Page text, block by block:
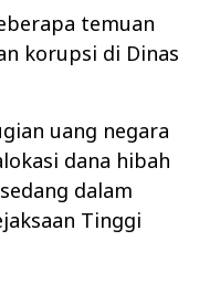
temuan
korupsi di Dinas
uang negara
dana hibah
dalam
Tinggi